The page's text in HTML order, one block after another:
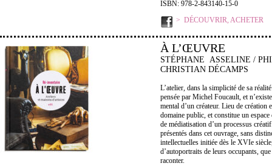
ISBN: 978-2-843140-15-0
DÉCOUVRIR, ACHETER
À L’ŒUVRE
STÉPHANE ASSELINE /
CHRISTIAN DÉCAMPS
L’atelier, dans la simplicité de sa
pensée par Michel Foucault, et
mental d’un créateur. Lieu de création
domaine public, et constitue un
de médiatisation d’un processus
présentés dans cet ouvrage, sans
intellectuelles initiée dès le XVIe
d’autoportraits de leurs occupants,
raconter.